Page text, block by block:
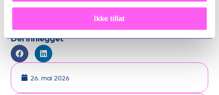
Ikke tillat
Hennøystranda er ein idyll. Foto: Renate P. Johnsen.
Del innlegget
26. mai 2026